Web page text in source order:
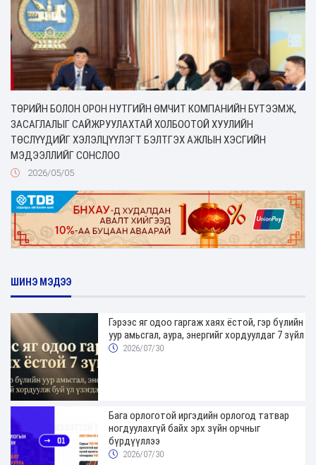
ТӨРИЙН БОЛОН ОРОН НУТГИЙН ӨМЧИТ КОМПАНИЙН БҮТЭЭМЖ,
ЗАСАГЛАЛЫГ САЙЖРУУЛАХТАЙ ХОЛБООТОЙ ХУУЛИЙН
ТӨСЛҮҮДИЙГ ХЭЛЭЛЦҮҮЛЭГТ БЭЛТГЭХ АЖЛЫН ХЭСГИЙН
МЭДЭЭЛЛИЙГ СОНСЛОО
2026/05/05
ШИНЭ МЭДЭЭ
Гэрээс яг одоо гаргаж хаях ёстой, гэр бүлийн
уур амьсгал, аура, энергийг хордуулдаг 7 зүйл
2026/07/30
Бага орлоготой иргэдийн орлогод татвар
ногдуулахгүй байх эрх зүйн орчныг
бүрдүүллээ
2026/07/30